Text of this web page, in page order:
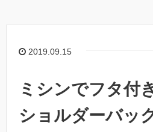
2019.09.15
ミシンでフタ付
ショルダーバッ